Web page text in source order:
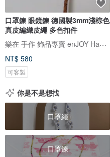
口罩鍊 眼鏡鍊 德國製3mm淺棕色
真皮編織皮繩 多色扣件
樂在 手作 飾品專賣 enJOY Handmade Bracele
NT$ 580
可客製
你是不是想找
口罩繩
口罩鍊